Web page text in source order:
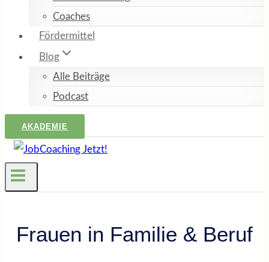
Coaches
Fördermittel
Blog
Alle Beiträge
Podcast
AKADEMIE
Frauen in Familie & Beruf